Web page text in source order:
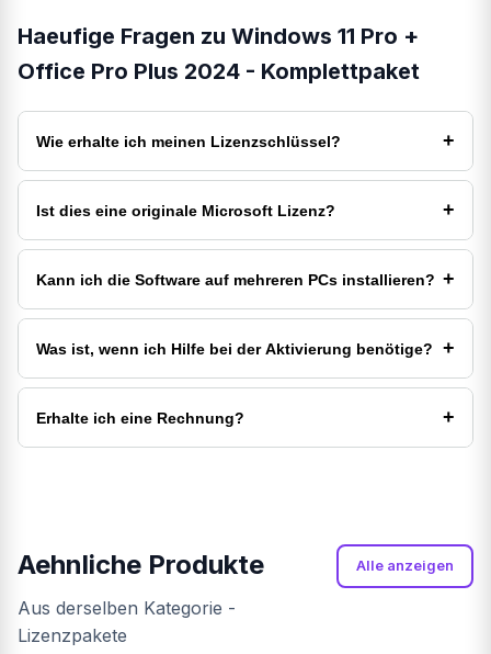
Haeufige Fragen zu Windows 11 Pro +
Office Pro Plus 2024 - Komplettpaket
Wie erhalte ich meinen Lizenzschlüssel? +
Ihr digitaler Lizenzschlüssel wird Ihnen unmittelbar nach
dem Kauf per E-Mail zugesandt.
Ist dies eine originale Microsoft Lizenz? +
Ja, Sie erhalten eine originale und gültige Lizenz für die
Aktivierung Ihrer Software.
Kann ich die Software auf mehreren PCs installieren? +
Diese Lizenz ist für die Installation und Aktivierung auf
einem einzigen PC vorgesehen.
Was ist, wenn ich Hilfe bei der Aktivierung benötige? +
Unser Kundenservice steht Ihnen bei Fragen zur
Installation und Aktivierung jederzeit gerne zur
Erhalte ich eine Rechnung? +
Aehnliche Produkte
Aus derselben Kategorie -
Lizenzpakete
Alle anzeigen